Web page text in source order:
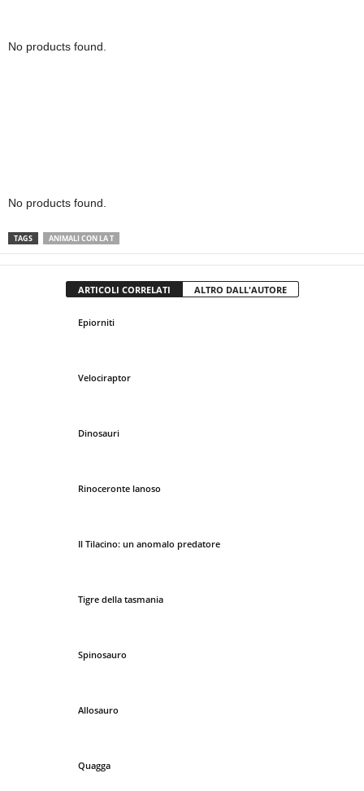
No products found.
No products found.
TAGS ANIMALI CON LA T
ARTICOLI CORRELATI ALTRO DALL'AUTORE
Epiorniti
Velociraptor
Dinosauri
Rinoceronte lanoso
Il Tilacino: un anomalo predatore
Tigre della tasmania
Spinosauro
Allosauro
Quagga